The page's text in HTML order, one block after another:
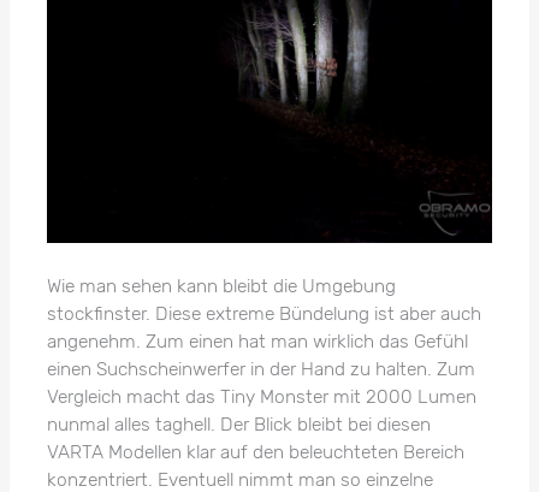
Wie man sehen kann bleibt die Umgebung
stockfinster. Diese extreme Bündelung ist aber auch
angenehm. Zum einen hat man wirklich das Gefühl
einen Suchscheinwerfer in der Hand zu halten. Zum
Vergleich macht das Tiny Monster mit 2000 Lumen
nunmal alles taghell. Der Blick bleibt bei diesen
VARTA Modellen klar auf den beleuchteten Bereich
konzentriert. Eventuell nimmt man so einzelne